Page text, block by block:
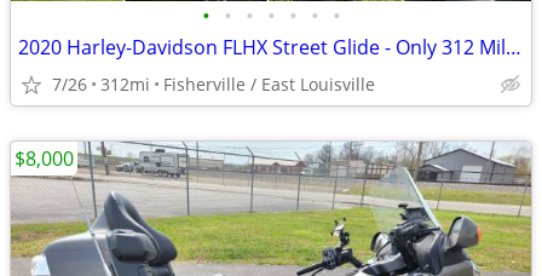
• • • • • • •
2020 Harley-Davidson FLHX Street Glide - Only 312 Miles
7/26 312mi Fisherville / East Louisville
$8,000